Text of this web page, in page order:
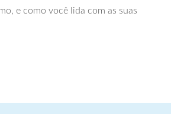
e como você lida com as suas